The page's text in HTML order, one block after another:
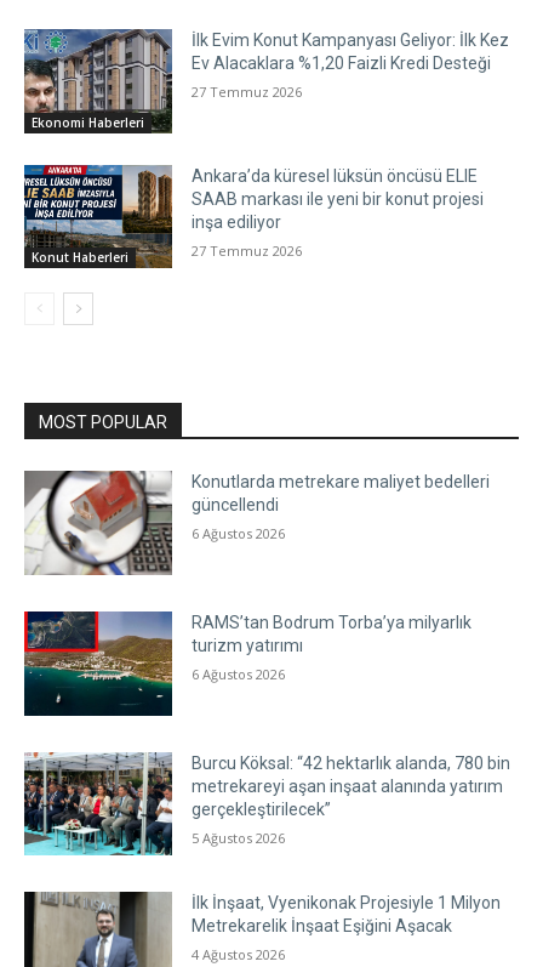
Ekonomi Haberleri
İlk Evim Konut Kampanyası Geliyor: İlk Kez
Ev Alacaklara %1,20 Faizli Kredi Desteği
27 Temmuz 2026
Konut Haberleri
Ankara’da küresel lüksün öncüsü ELIE
SAAB markası ile yeni bir konut projesi
inşa ediliyor
27 Temmuz 2026
MOST POPULAR
Konutlarda metrekare maliyet bedelleri
güncellendi
6 Ağustos 2026
RAMS’tan Bodrum Torba’ya milyarlık
turizm yatırımı
6 Ağustos 2026
Burcu Köksal: “42 hektarlık alanda, 780 bin
metrekareyi aşan inşaat alanında yatırım
gerçekleştirilecek”
5 Ağustos 2026
İlk İnşaat, Vyenikonak Projesiyle 1 Milyon
Metrekarelik İnşaat Eşiğini Aşacak
4 Ağustos 2026